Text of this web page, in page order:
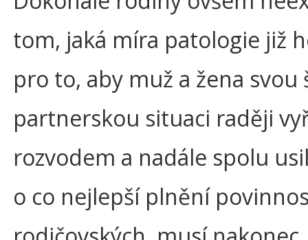
tom, jaká míra patologie již
pro to, aby muž a žena svou
partnerskou situaci raději
rozvodem a nadále spolu
o co nejlepší plnění